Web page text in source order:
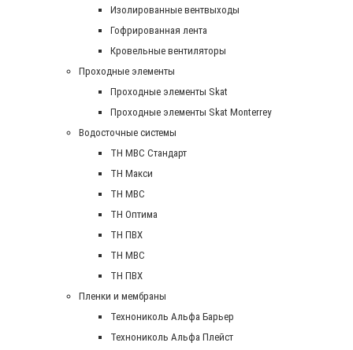
Изолированные вентвыходы
Гофрированная лента
Кровельные вентиляторы
Проходные элементы
Проходные элементы Skat
Проходные элементы Skat Monterrey
Водосточные системы
TH MBC Стандарт
TH Макси
TH МВС
TH Оптима
TH ПВХ
ТН МВС
ТН ПВХ
Пленки и мембраны
Технониколь Альфа Барьер
Технониколь Альфа Плейст